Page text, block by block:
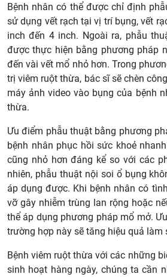
Bệnh nhân có thể được chỉ định
sử dụng vết rạch tại vị trí bụng, vết
inch đến 4 inch. Ngoài ra, phẫu
được thực hiện bằng phương pháp
đến vài vết mổ nhỏ hơn. Trong
trị viêm ruột thừa, bác sĩ sẽ chèn
máy ảnh video vào bụng của bệnh
thừa.
Ưu điểm phẫu thuật bằng phương
bệnh nhân phục hồi sức khoẻ
cũng nhỏ hơn đáng kể so với các
nhiên, phẫu thuật nội soi ổ bụng
áp dụng được. Khi bệnh nhân có
vỡ gây nhiễm trùng lan rộng hoặc
thể áp dụng phương pháp mổ mở.
trường hợp này sẽ tăng hiệu quả làm
Bệnh viêm ruột thừa với các những
sinh hoạt hàng ngày, chúng ta cần